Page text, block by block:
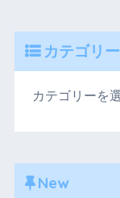
カテゴリー
New